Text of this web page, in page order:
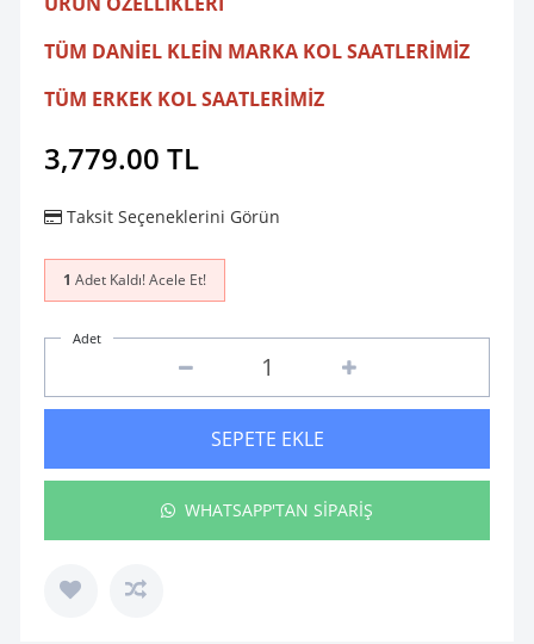
TÜM DANİEL KLEİN MARKA KOL SAATLERİMİZ
TÜM ERKEK KOL SAATLERİMİZ
3,779.00 TL
Taksit Seçeneklerini Görün
1 Adet Kaldı! Acele Et!
Adet
SEPETE EKLE
WHATSAPP'TAN SİPARİŞ